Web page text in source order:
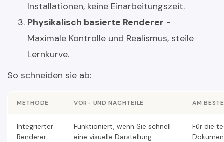
Installationen, keine Einarbeitungszeit.
Physikalisch basierte Renderer -
Maximale Kontrolle und Realismus, steile
Lernkurve.
So schneiden sie ab:
METHODE VOR- UND NACHTEILE AM
Integrierter
Renderer
Funktioniert, wenn Sie schnell
eine visuelle Darstellung
Für die